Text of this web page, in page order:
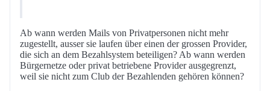
Ab wann werden Mails von Privatpersonen nicht mehr
zugestellt, ausser sie laufen über einen der grossen Provider,
die sich an dem Bezahlsystem beteiligen? Ab wann werden
Bürgernetze oder privat betriebene Provider ausgegrenzt,
weil sie nicht zum Club der Bezahlenden gehören können?